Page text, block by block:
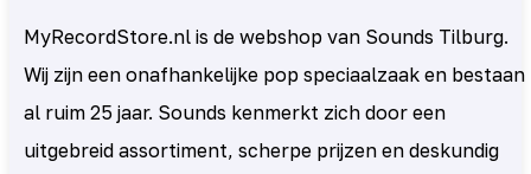
MyRecordStore.nl is de webshop van Sounds Tilburg.
Wij zijn een onafhankelijke pop speciaalzaak en bestaan
al ruim 25 jaar. Sounds kenmerkt zich door een
uitgebreid assortiment, scherpe prijzen en deskundig